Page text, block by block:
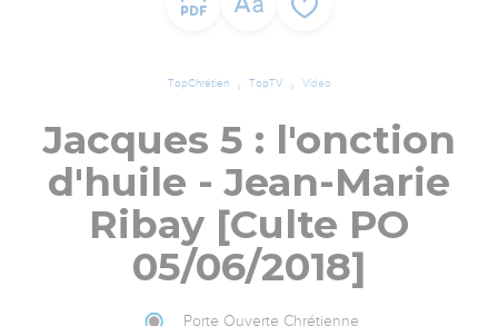
TopChrétien TopTV Vidéo
Jacques 5 : l'onction
d'huile - Jean-Marie
Ribay [Culte PO
05/06/2018]
Porte Ouverte Chrétienne